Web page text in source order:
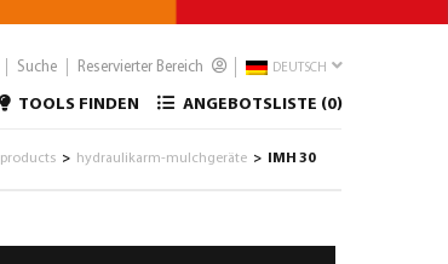
Suche Reservierter Bereich DEUTSCH
TOOLS FINDEN ANGEBOTSLISTE (0)
products > hydraulikarm-mulchgeräte > IMH 30